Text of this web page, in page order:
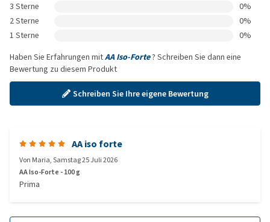
3 Sterne
0%
2 Sterne
0%
1 Sterne
0%
Haben Sie Erfahrungen mitAA Iso-Forte? Schreiben Sie dann eine
Bewertung zu diesem Produkt
Schreiben Sie Ihre eigene Bewertung
AA iso forte
Von Maria,Samstag 25 Juli 2026
AA Iso-Forte - 100 g
Prima